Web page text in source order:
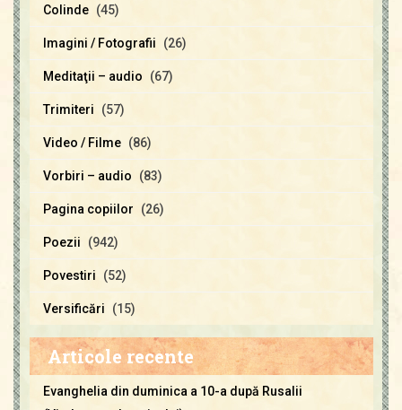
Colinde (45)
Imagini / Fotografii (26)
Meditaţii – audio (67)
Trimiteri (57)
Video / Filme (86)
Vorbiri – audio (83)
Pagina copiilor (26)
Poezii (942)
Povestiri (52)
Versificări (15)
Articole recente
Evanghelia din duminica a 10-a după Rusalii